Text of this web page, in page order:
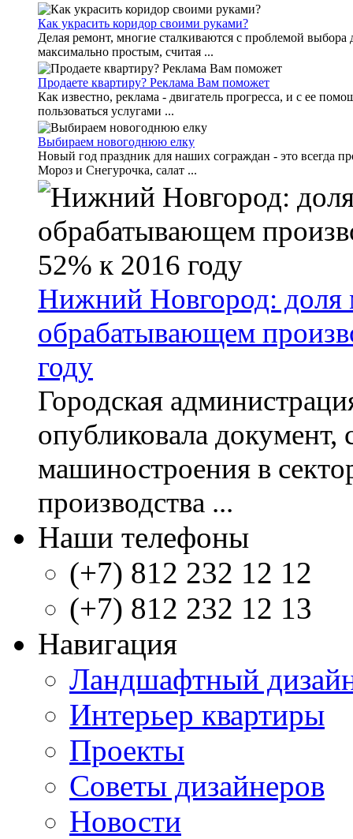
Как украсить коридор своими руками?
Делая ремонт, многие сталкиваются с проблемой выбора
максимально простым, считая ...
Продаете квартиру? Реклама Вам поможет
Как известно, реклама - двигатель прогресса, и с ее
пользоваться услугами ...
Выбираем новогоднюю елку
Новый год праздник для наших сограждан - это всегда
Мороз и Снегурочка, салат ...
Нижний Новгород: доля
обрабатывающем
году
Городская
опубликовала документ,
машиностроения в
производства ...
Наши телефоны
(+7) 812 232 12 12
(+7) 812 232 12 13
Навигация
Ландшафтный
Интерьер квартиры
Проекты
Советы дизайнеров
Новости